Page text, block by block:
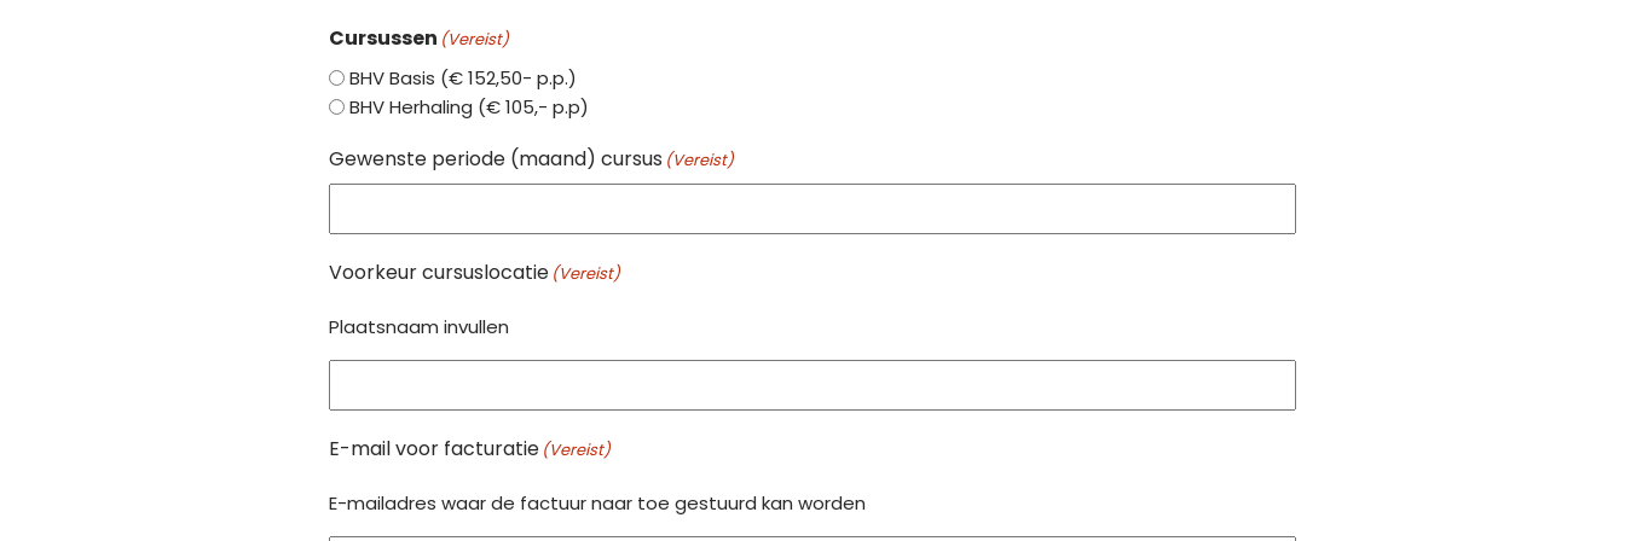
Cursussen (Vereist)
BHV Basis (€ 152,50- p.p.)
BHV Herhaling (€ 105,- p.p)
Gewenste periode (maand) cursus (Vereist)
Voorkeur cursuslocatie (Vereist)
Plaatsnaam invullen
E-mail voor facturatie (Vereist)
E-mailadres waar de factuur naar toe gestuurd kan worden